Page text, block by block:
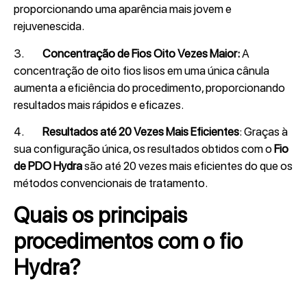
proporcionando uma aparência mais jovem e
rejuvenescida.
3. Concentração de Fios Oito Vezes Maior:A
concentração de oito fios lisos em uma única cânula
aumenta a eficiência do procedimento, proporcionando
resultados mais rápidos e eficazes.
4. Resultados até 20 Vezes Mais Eficientes: Graças à
sua configuração única, os resultados obtidos com oFio
de PDO Hydrasão até 20 vezes mais eficientes do que os
métodos convencionais de tratamento.
Quais os principais
procedimentos com o fio
Hydra?